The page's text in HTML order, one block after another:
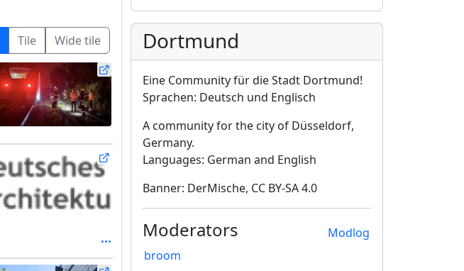
Tile Wide tile Dortmund
Eine Community für die Stadt Dortmund!
Sprachen: Deutsch und Englisch
A community for the city of Düsseldorf,
Germany.
Languages: German and English
Banner: DerMische, CC BY-SA 4.0
Modlog
Moderators
broom